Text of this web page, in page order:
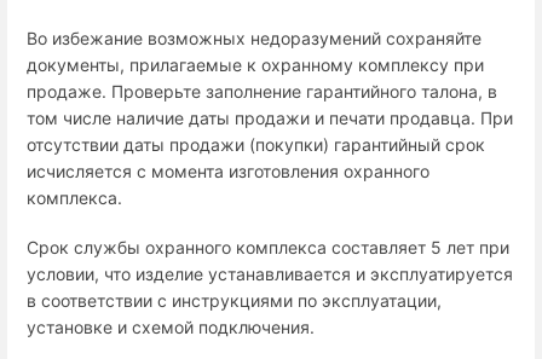
Во избежание возможных недоразумений сохраняйте
документы, прилагаемые к охранному комплексу при
продаже. Проверьте заполнение гарантийного талона, в
том числе наличие даты продажи и печати продавца. При
отсутствии даты продажи (покупки) гарантийный срок
исчисляется с момента изготовления охранного
комплекса.
Срок службы охранного комплекса составляет 5 лет при
условии, что изделие устанавливается и эксплуатируется
в соответствии с инструкциями по эксплуатации,
установке и схемой подключения.